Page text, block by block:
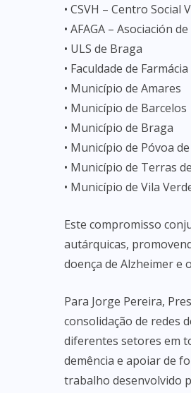
• CSVH – Centro Social
• AFAGA – Asociación
• ULS de Braga
• Faculdade de
• Município de Amares
• Município de Barcelos
• Município de Braga
• Município de Póvoa
• Município de Terras
• Município de Vila
Este compromisso
autárquicas,
doença de Alzheimer e
Para Jorge Pereira,
consolidação de redes
diferentes setores em
demência e apoiar de
trabalho desenvolvido